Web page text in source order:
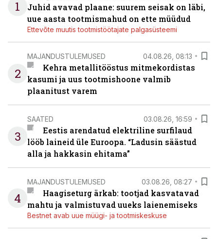
1
Juhid avavad plaane: suurem seisak on läbi,
uue aasta tootmismahud on ette müüdud
Ettevõte muutis tootmistöötajate palgasüsteemi
2
MAJANDUSTULEMUSED 04.08.26, 08:13
Kehra metallitööstus mitmekordistas
kasumi ja uus tootmishoone valmib
plaanitust varem
3
SAATED 03.08.26, 16:59
Eestis arendatud elektriline surfilaud
lööb laineid üle Euroopa. “Ladusin säästud
alla ja hakkasin ehitama”
4
MAJANDUSTULEMUSED 03.08.26, 08:27
Haagiseturg ärkab: tootjad kasvatavad
mahtu ja valmistuvad uueks laienemiseks
Bestnet avab uue müügi- ja tootmiskeskuse